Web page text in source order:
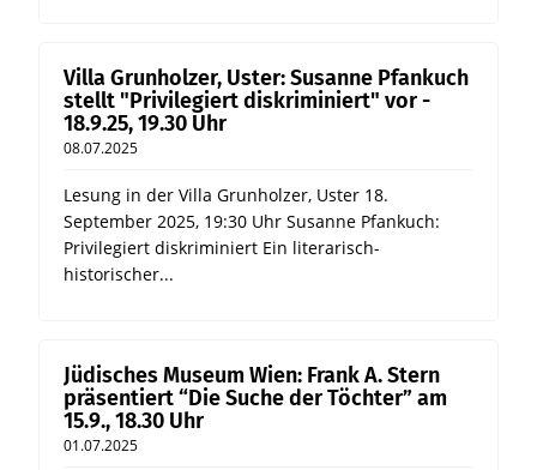
Villa Grunholzer, Uster: Susanne Pfankuch
stellt "Privilegiert diskriminiert" vor -
18.9.25, 19.30 Uhr
08.07.2025
Lesung in der Villa Grunholzer, Uster 18.
September 2025, 19:30 Uhr Susanne Pfankuch:
Privilegiert diskriminiert Ein literarisch-
historischer...
Jüdisches Museum Wien: Frank A. Stern
präsentiert “Die Suche der Töchter” am
15.9., 18.30 Uhr
01.07.2025